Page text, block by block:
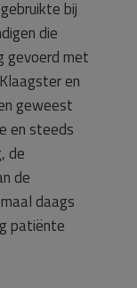
bij
die
gevoerd met
en
geweest
en steeds
de
de
daags
patiënte